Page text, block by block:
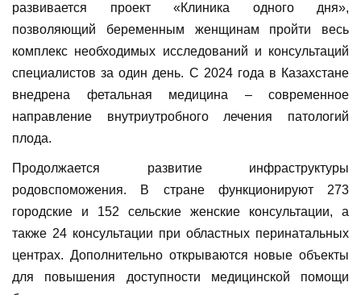
развивается проект «Клиника одного дня»,
позволяющий беременным женщинам пройти весь
комплекс необходимых исследований и консультаций
специалистов за один день. С 2024 года в Казахстане
внедрена фетальная медицина – современное
направление внутриутробного лечения патологий
плода.
Продолжается развитие инфраструктуры
родовспоможения. В стране функционируют 273
городские и 152 сельские женские консультации, а
также 24 консультации при областных перинатальных
центрах. Дополнительно открываются новые объекты
для повышения доступности медицинской помощи